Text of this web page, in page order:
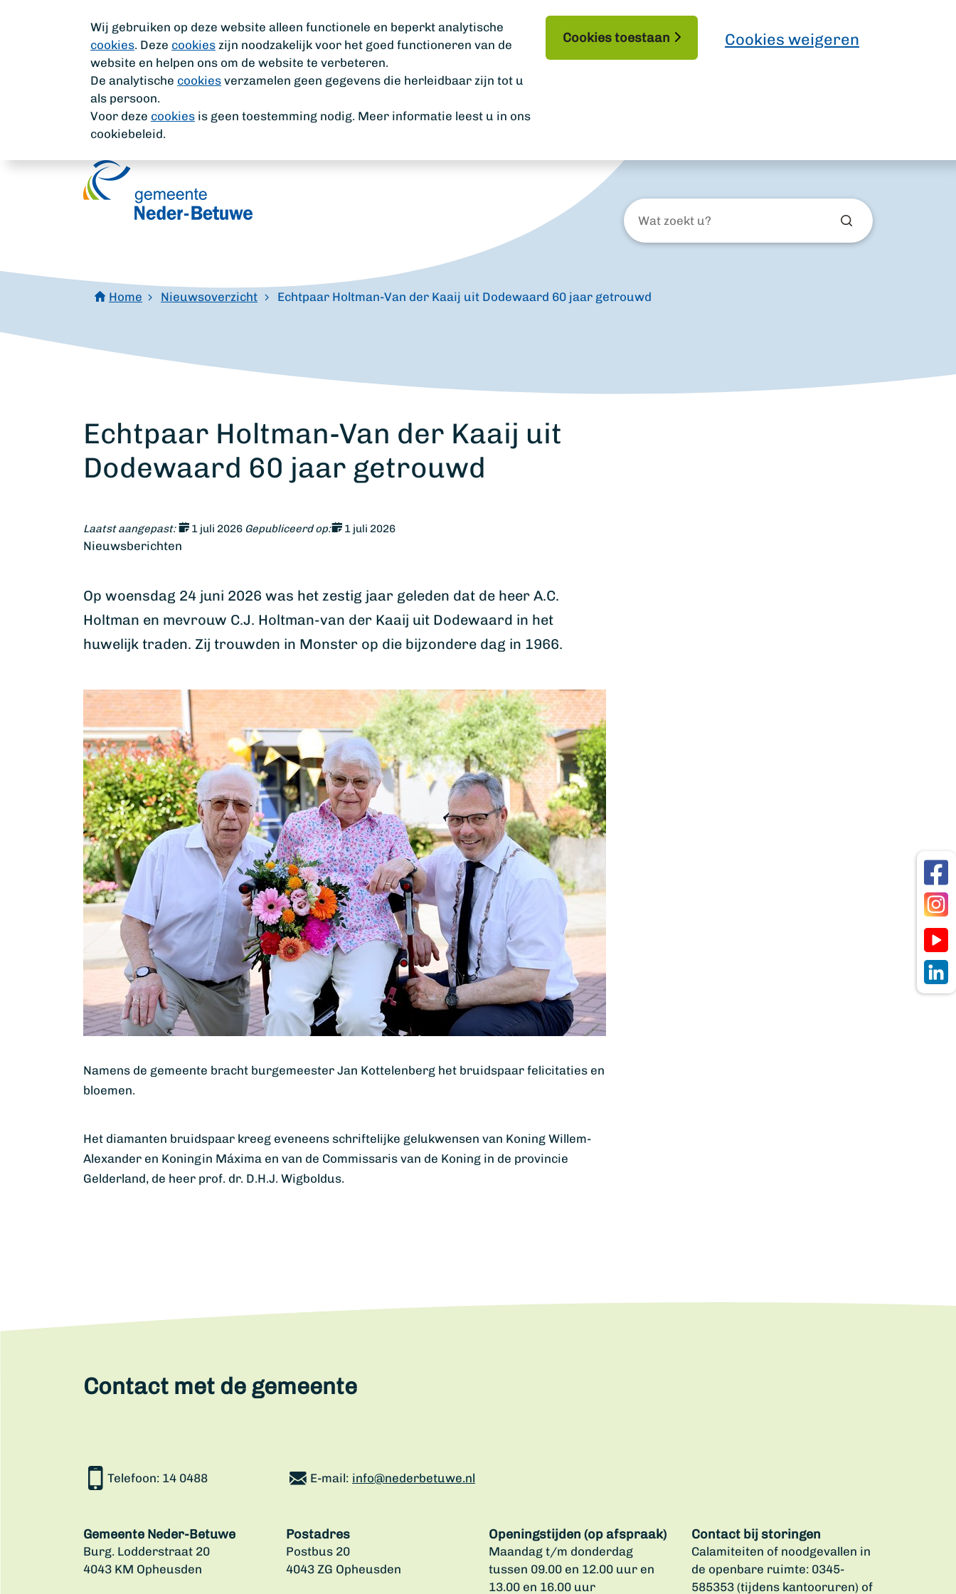
Wij gebruiken op deze website alleen functionele en beperkt analytische
cookies. Deze cookies zijn noodzakelijk voor het goed functioneren van de
website en helpen ons om de website te verbeteren.
De analytische cookies verzamelen geen gegevens die herleidbaar zijn tot u
als persoon.
Voor deze cookies is geen toestemming nodig. Meer informatie leest u in ons
cookiebeleid.
Cookies toestaan Cookies weigeren
Wat
zoekt
u?
Home Nieuwsoverzicht Echtpaar Holtman-Van der Kaaij uit Dodewaard 60 jaar getrouwd
Echtpaar Holtman-Van der Kaaij uit
Dodewaard 60 jaar getrouwd
Laatst aangepast: 1 juli 2026 Gepubliceerd op: 1 juli 2026
Nieuwsberichten
Op woensdag 24 juni 2026 was het zestig jaar geleden dat de heer A.C.
Holtman en mevrouw C.J. Holtman-van der Kaaij uit Dodewaard in het
huwelijk traden. Zij trouwden in Monster op die bijzondere dag in 1966.
Namens de gemeente bracht burgemeester Jan Kottelenberg het bruidspaar felicitaties en
bloemen.
Het diamanten bruidspaar kreeg eveneens schriftelijke gelukwensen van Koning Willem-
Alexander en Koningin Máxima en van de Commissaris van de Koning in de provincie
Gelderland, de heer prof. dr. D.H.J. Wigboldus.
Contact met de gemeente
Telefoon: 14 0488 E-mail: info@nederbetuwe.nl
Gemeente Neder-Betuwe
Burg. Lodderstraat 20
4043 KM Opheusden
Postadres
Postbus 20
4043 ZG Opheusden
Openingstijden (op afspraak)
Maandag t/m donderdag
tussen 09.00 en 12.00 uur en
13.00 en 16.00 uur
Contact bij storingen
Calamiteiten of noodgevallen in
de openbare ruimte: 0345-
585353 (tijdens kantooruren) of